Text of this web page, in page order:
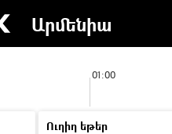
Արմենիա
01:00
Ուղիղ եթեր